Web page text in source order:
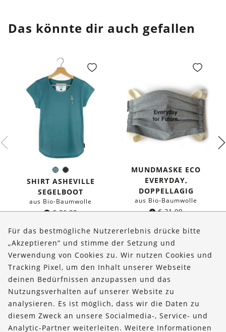
Das könnte dir auch gefallen
SeeblauSchwarz
Farbe:
SHIRT ASHEVILLE
SEGELBOOT
aus Bio-Baumwolle
€36,90
MUNDMASKE ECO
EVERYDAY,
DOPPELLAGIG
aus Bio-Baumwolle
€21,90
Über uns
Bestellungen
Kontakt & Hilfe
FOLLOW US
Für das bestmögliche Nutzererlebnis drücke bitte
„Akzeptieren“ und stimme der Setzung und
Verwendung von Cookies zu. Wir nutzen Cookies und
Tracking Pixel, um den Inhalt unserer Webseite
deinen Bedürfnissen anzupassen und das
Nutzungsverhalten auf unserer Website zu
analysieren. Es ist möglich, dass wir die Daten zu
diesem Zweck an unsere Socialmedia-, Service- und
Analytic-Partner weiterleiten. Weitere Informationen